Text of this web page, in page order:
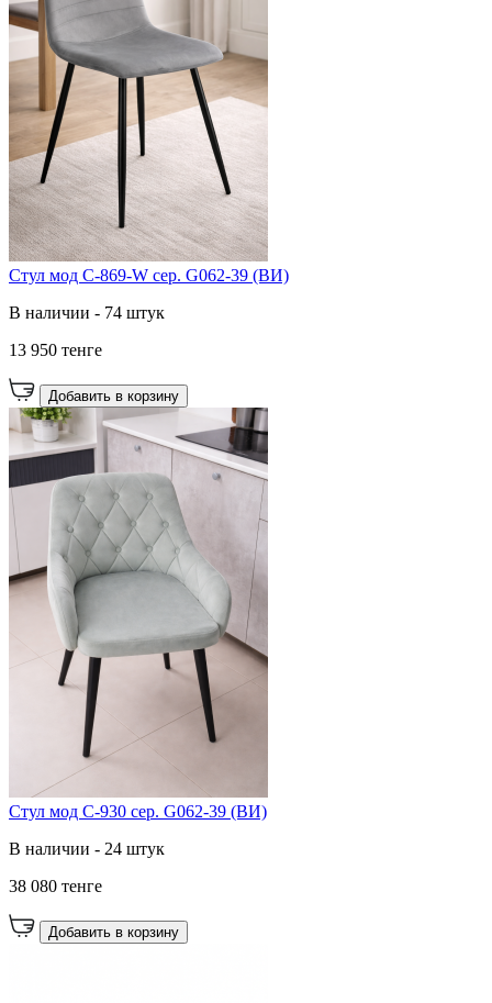
Cтул мод C-869-W сер. G062-39 (ВИ)
В наличии - 74 штук
13 950 тенге
Добавить в корзину
Стул мод C-930 сер. G062-39 (ВИ)
В наличии - 24 штук
38 080 тенге
Добавить в корзину